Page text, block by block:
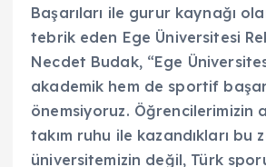
Başarıları ile gurur kaynağı
tebrik eden Ege Üniversitesi
Necdet Budak, “Ege
akademik hem de sportif
önemsiyoruz. Öğrencilerimizin
takım ruhu ile kazandıkları bu
üniversitemizin değil, Türk